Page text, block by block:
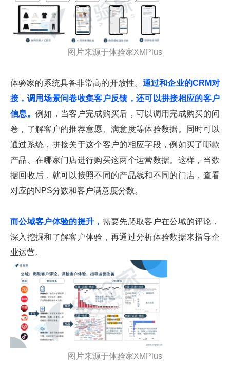
图片来源于体验家XMPlus
体验家的系统具备非常高的开放性。通过和企业的CRM对
接，调用场景问卷收集客户反馈，还可以拼接相应的客户
信息。 例如，当客户完成购买后，可以调用完成购买的问
卷，了解客户的推荐意愿、满意度等体验数据。同时可以
通过系统，拼接关于这个客户的相应字段，例如买了哪款
产品、在哪家门店进行购买这两个运营数据。这样，当数
据回收后，就可以按照不同的产品线和不同的门店，查看
对应的NPS分数和客户满意度分数。
而公域客户体验的提升， 需要先爬取客户在公域的评论，
深入挖掘和了解客户体验，再通过分析体验数据来指导企
业运营。
图片来源于体验家XMPlus